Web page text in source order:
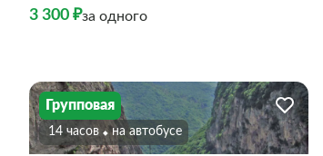
3 300 ₽за одного
Групповая
14 часов На автобусе